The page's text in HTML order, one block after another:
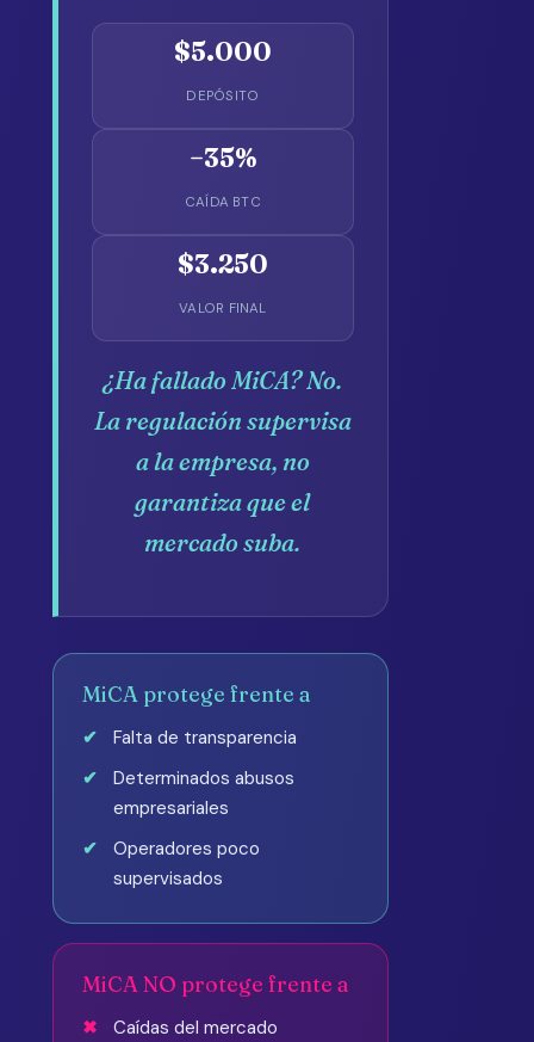
$5.000
DEPÓSITO
−35%
CAÍDA BTC
$3.250
VALOR FINAL
¿Ha fallado MiCA? No.
La regulación supervisa
a la empresa, no
garantiza que el
mercado suba.
MiCA protege frente a
Falta de transparencia
Determinados abusos
empresariales
Operadores poco
supervisados
MiCA NO protege frente a
Caídas del mercado